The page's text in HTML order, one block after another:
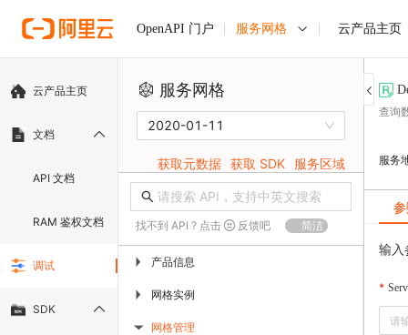
OpenAPI 门户 服务网格 云产品主页
云产品主页
文档
API 文档
RAM 鉴权文档
调试
SDK
服务网格
2020-01-11
获取元数据 获取 SDK 服务区域
找不到 API ? 点击 反馈吧 简洁
▶ 产品信息
▶ 网格实例
▶ 网格管理
查询
服务
输入